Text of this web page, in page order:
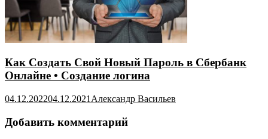
Как Создать Свой Новый Пароль в Сбербанк
Онлайне • Создание логина
04.12.202204.12.2021 Александр Васильев
Добавить комментарий